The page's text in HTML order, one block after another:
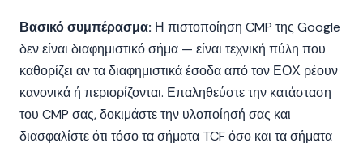
Βασικό συμπέρασμα: Η πιστοποίηση CMP της Google
δεν είναι διαφημιστικό σήμα — είναι τεχνική πύλη που
καθορίζει αν τα διαφημιστικά έσοδα από τον ΕΟΧ ρέουν
κανονικά ή περιορίζονται. Επαληθεύστε την κατάσταση
του CMP σας, δοκιμάστε την υλοποίησή σας και
διασφαλίστε ότι τόσο τα σήματα TCF όσο και τα σήματα